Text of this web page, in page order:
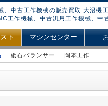
、中古工作機械の販売買取 大沼機
工作機械、中古汎用工作機械、
ト マシンセンター
砥石バランサー 岡本工作